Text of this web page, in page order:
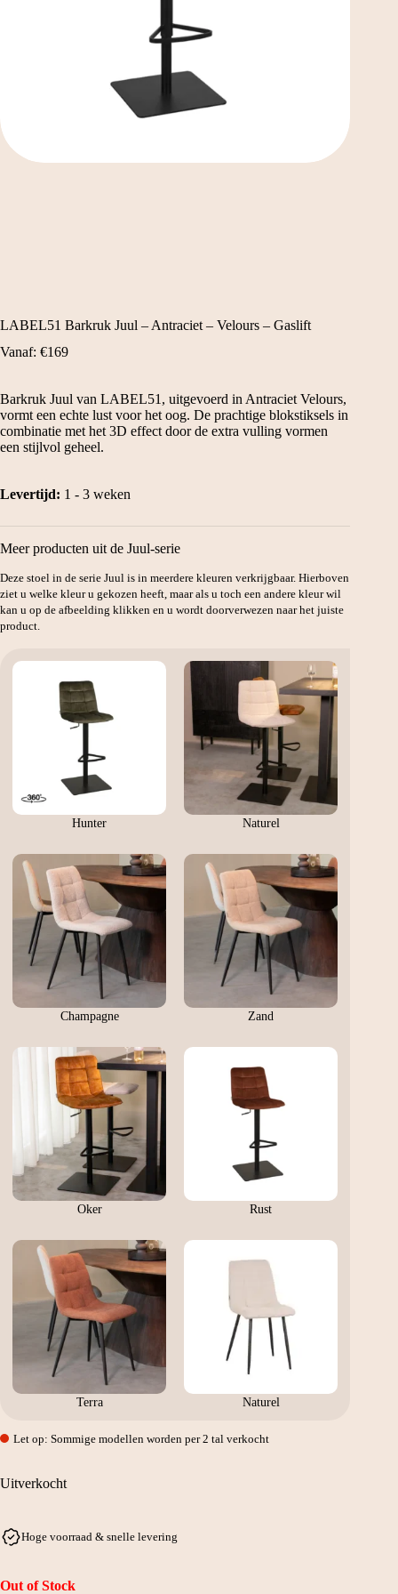
LABEL51 Barkruk Juul – Antraciet – Velours – Gaslift
Vanaf: €169
Barkruk Juul van LABEL51, uitgevoerd in Antraciet Velours,
vormt een echte lust voor het oog. De prachtige blokstiksels in
combinatie met het 3D effect door de extra vulling vormen
een stijlvol geheel.
Levertijd: 1 - 3 weken
Meer producten uit de Juul-serie
Deze stoel in de serie Juul is in meerdere kleuren verkrijgbaar. Hierboven
ziet u welke kleur u gekozen heeft, maar als u toch een andere kleur wil
kan u op de afbeelding klikken en u wordt doorverwezen naar het juiste
product.
Hunter Naturel
Champagne Zand
Oker Rust
Terra Naturel
Let op: Sommige modellen worden per 2 tal verkocht
Uitverkocht
Hoge voorraad & snelle levering
Out of Stock